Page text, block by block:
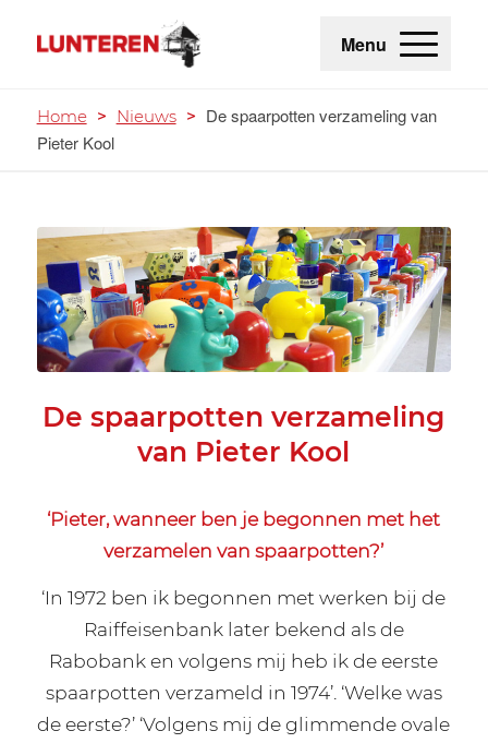
Menu
Home > Nieuws > De spaarpotten verzameling van
Pieter Kool
De spaarpotten verzameling
van Pieter Kool
‘Pieter, wanneer ben je begonnen met het
verzamelen van spaarpotten?’
‘In 1972 ben ik begonnen met werken bij de
Raiffeisenbank later bekend als de
Rabobank en volgens mij heb ik de eerste
spaarpotten verzameld in 1974’. ‘Welke was
de eerste?’ ‘Volgens mij de glimmende ovale